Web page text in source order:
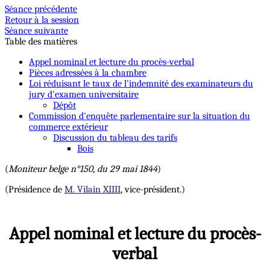
Séance précédente
Retour à la session
Séance suivante
Table des matières
Appel nominal et lecture du procès-verbal
Pièces adressées à la chambre
Loi réduisant le taux de l'indemnité des examinateurs du
jury d'examen universitaire
Dépôt
Commission d'enquête parlementaire sur la situation du
commerce extérieur
Discussion du tableau des tarifs
Bois
(Moniteur belge n°150, du 29 mai 1844)
(Présidence de M. Vilain XIIII, vice-président.)
Appel nominal et lecture du procès-
verbal